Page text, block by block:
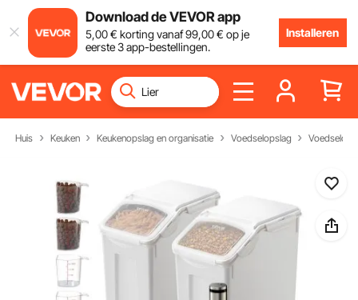
Download de VEVOR app
5,00€ korting vanaf99,00€ op je
eerste 3 app-bestellingen.
Installeren
Huis Keuken Keukenopslag en organisatie Voedselopslag